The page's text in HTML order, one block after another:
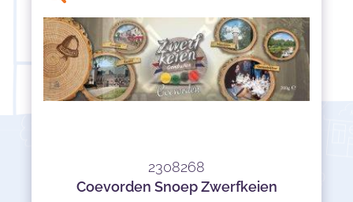
2308268
Coevorden Snoep Zwerfkeien